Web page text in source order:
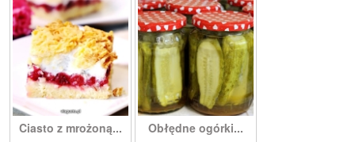
Ciasto z mrożoną... Obłędne ogórki...